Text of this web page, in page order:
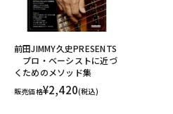
前田JIMMY久史PRESENTS
プロ・ベーシストに近づ
くためのメソッド集
販売価格¥2,420(税込)